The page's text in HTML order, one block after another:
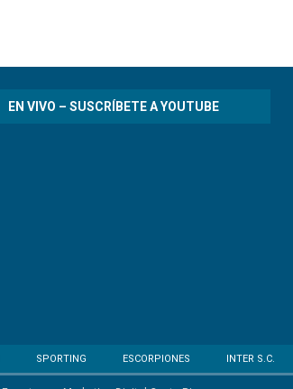
EN VIVO – SUSCRÍBETE A YOUTUBE
SPORTING ESCORPIONES INTER S.C.